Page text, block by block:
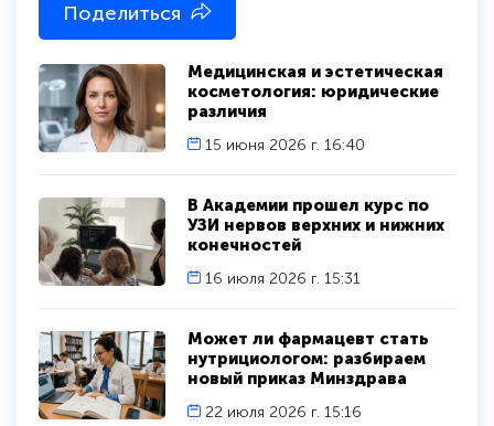
конфиденциальности сайтаМожет ли фармацевт стать
нутрициологом: разбираем
новый приказ Минздрава
22 июля 2026 г. 15:16
В Академии прошел курс по
УЗИ нервов верхних и нижних
конечностей
16 июля 2026 г. 15:31
Медицинская и эстетическая
косметология: юридические
различия
15 июня 2026 г. 16:40
Поделиться